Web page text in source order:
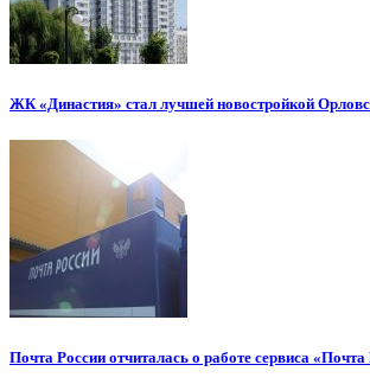
ЖК «Династия» стал лучшей новостройкой
Почта России отчиталась о работе сервиса «Почта